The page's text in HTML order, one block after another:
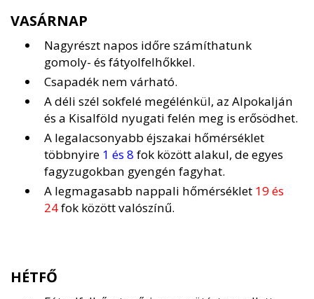
VASÁRNAP
Nagyrészt napos időre számíthatunk
gomoly- és fátyolfelhőkkel.
Csapadék nem várható.
A déli szél sokfelé megélénkül, az Alpokalján
és a Kisalföld nyugati felén meg is erősödhet.
A legalacsonyabb éjszakai hőmérséklet
többnyire 1 és 8 fok között alakul, de egyes
fagyzugokban gyengén fagyhat.
A legmagasabb nappali hőmérséklet 19 és
24fok között valószínű.
HÉTFŐ